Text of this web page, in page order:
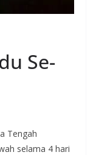
Se-
Tengah
selama 4 hari